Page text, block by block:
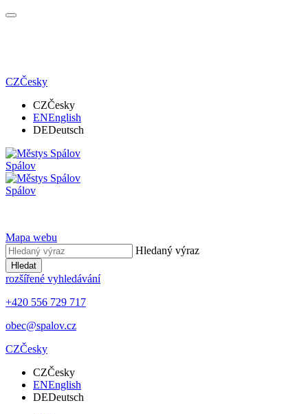
CZČesky
CZČesky
ENEnglish
DEDeutsch
Spálov
Spálov
Mapa webu
Hledaný výraz
Hledat
rozšířené vyhledávání
+420 556 729 717
obec@spalov.cz
CZČesky
CZČesky
ENEnglish
DEDeutsch